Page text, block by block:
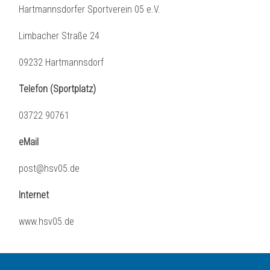
Hartmannsdorfer Sportverein 05 e.V.
Limbacher Straße 24
09232 Hartmannsdorf
Telefon (Sportplatz)
03722 90761
eMail
post@hsv05.de
Internet
www.hsv05.de